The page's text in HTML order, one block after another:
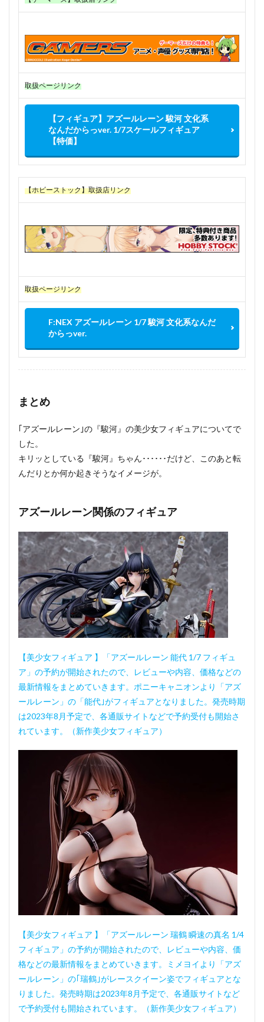
取扱ページリンク
【フィギュア】アズールレーン 駿河 文化系
なんだからっver. 1/7スケールフィギュア
【特価】
【ホビーストック】取扱店リンク
取扱ページリンク
F:NEX アズールレーン 1/7 駿河 文化系なんだ
からっver.
まとめ
｢アズールレーン｣の『駿河』の美少女フィギュアについてで
した。
キリッとしている『駿河』ちゃん･･････だけど、このあと転
んだりとか何か起きそうなイメージが。
アズールレーン関係のフィギュア
【美少女フィギュア 】「アズールレーン 能代 1/7 フィギュ
ア」の予約が開始されたので、レビューや内容、価格などの
最新情報をまとめていきます。ポニーキャニオンより「アズ
ールレーン」の「能代｣がフィギュアとなりました。発売時期
は2023年8月予定で、各通販サイトなどで予約受付も開始さ
れています。（新作美少女フィギュア）
【美少女フィギュア 】「アズールレーン 瑞鶴 瞬速の真名 1/4
フィギュア」の予約が開始されたので、レビューや内容、価
格などの最新情報をまとめていきます。ミメヨイより「アズ
ールレーン」の｢瑞鶴｣がレースクイーン姿でフィギュアとな
りました。発売時期は2023年8月予定で、各通販サイトなど
で予約受付も開始されています。（新作美少女フィギュア）